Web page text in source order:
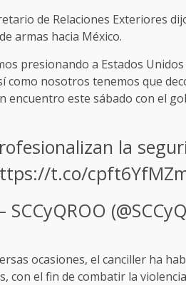
de Relaciones Exteriores
armas hacia México.
presionando a Estados
como nosotros tenemos que
encuentro este sábado con el
la
t.co/
ocasiones, el canciller ha
con el fin de combatir la